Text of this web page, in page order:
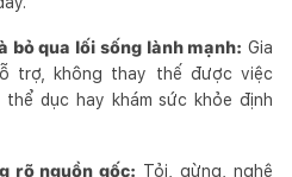
bỏ qua lối sống lành mạnh: Gia
trợ, không thay thế được việc
dục hay khám sức khỏe định
rõ nguồn gốc: Tỏi, gừng, nghệ